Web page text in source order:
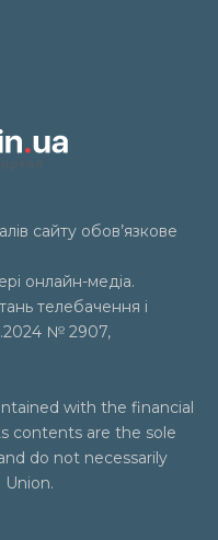
сайту обов’язкове
онлайн-медіа.
телебачення і
№ 2907,
with the financial
contents are the sole
do not necessarily